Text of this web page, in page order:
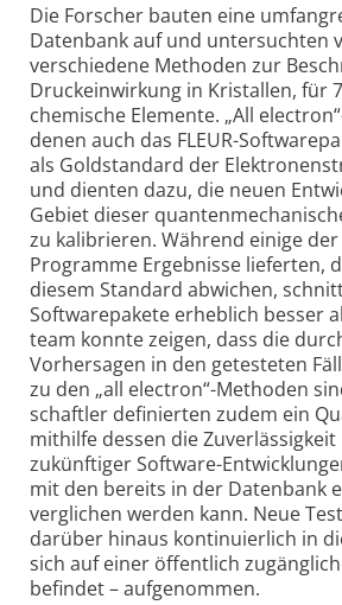
Die Forscher bauten eine
Datenbank auf und unter­suchten
verschiedene Methoden zur
Druck­ein­wirkung in Kristallen, für
chemische Elemente. „All
denen auch das FLEUR-
als Gold­standard der
und dienten dazu, die neuen
Gebiet dieser
zu kalibrieren. Während einige
Programme Ergebnisse lieferten,
diesem Standard abwichen,
Software­pakete erheblich besser
team konnte zeigen, dass die
Vorher­sagen in den getesteten
zu den „all electron“-Methoden
schaftler definierten zudem ein
mithilfe dessen die
zukünftiger Software-
mit den bereits in der Daten­bank
verglichen werden kann. Neue
darüber hinaus kontinu­ierlich in
sich auf einer öffent­lich
befindet – aufge­nommen.